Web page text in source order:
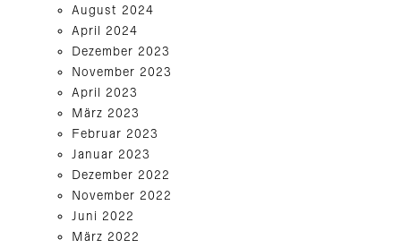
August 2024
April 2024
Dezember 2023
November 2023
April 2023
März 2023
Februar 2023
Januar 2023
Dezember 2022
November 2022
Juni 2022
März 2022